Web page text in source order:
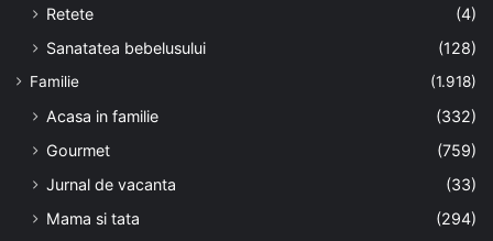
Retete
(4)
Sanatatea bebelusului
(128)
Familie (1.918)
Acasa in familie
(332)
Gourmet
(759)
Jurnal de vacanta
(33)
Mama si tata
(294)